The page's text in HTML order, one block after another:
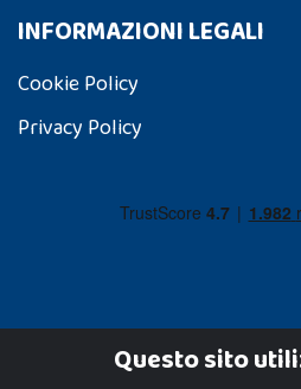
INFORMAZIONI LEGALI
Cookie Policy
Privacy Policy
Questo sito